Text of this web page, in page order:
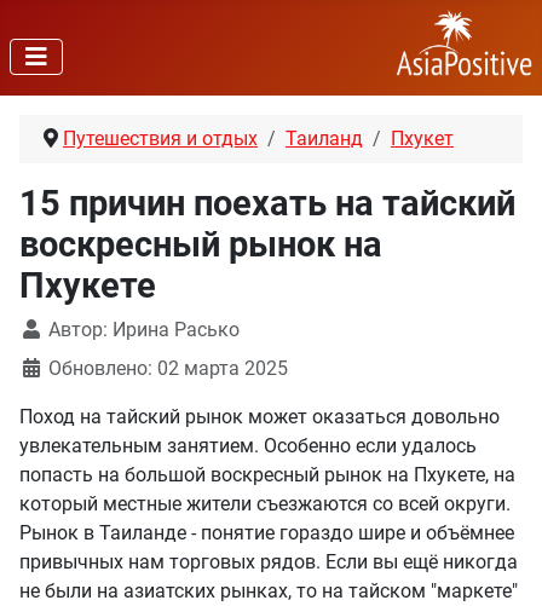
Путешествия и отдых Таиланд Пхукет
15 причин поехать на тайский
воскресный рынок на
Пхукете
Автор: Ирина Расько
Обновлено: 02 марта 2025
Поход на тайский рынок может оказаться довольно
увлекательным занятием. Особенно если удалось
попасть на большой воскресный рынок на Пхукете, на
который местные жители съезжаются со всей округи.
Рынок в Таиланде - понятие гораздо шире и объёмнее
привычных нам торговых рядов. Если вы ещё никогда
не были на азиатских рынках, то на тайском "маркете"